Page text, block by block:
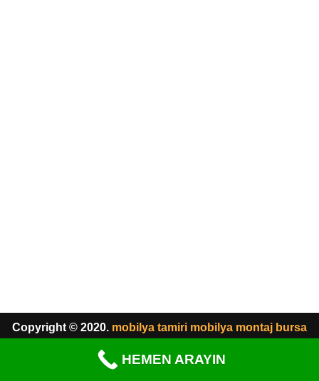
Copyright © 2020. mobilya tamiri mobilya montaj bursa
HEMEN ARAYIN